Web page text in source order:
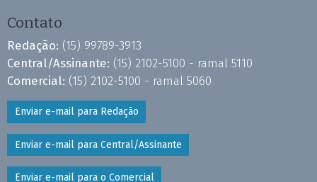
Contato
Redação: (15) 99789-3913
Central/Assinante: (15) 2102-5100 - ramal 5110
Comercial: (15) 2102-5100 - ramal 5060
Enviar e-mail para Redação
Enviar e-mail para Central/Assinante
Enviar e-mail para o Comercial